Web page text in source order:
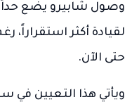
وصول شابيرو يضع حداً
لقيادة أكثر
حتى الآن.
ويأتي هذا التعيين في